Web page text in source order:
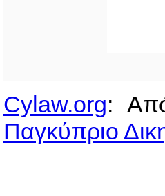
Cylaw.org:
Παγκύπριο